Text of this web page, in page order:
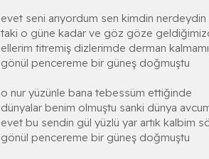
evet seni arıyordum sen kimdin nerdeydin
taki o güne kadar ve göz göze
ellerim titremiş dizlerimde derman
gönül pencereme bir güneş doğmuştu
o nur yüzünle bana tebessüm ettiğinde
dünyalar benim olmuştu sanki dünya
evet bu sendin gül yüzlü yar artık kalbim
gönül pencereme bir güneş doğmuştu